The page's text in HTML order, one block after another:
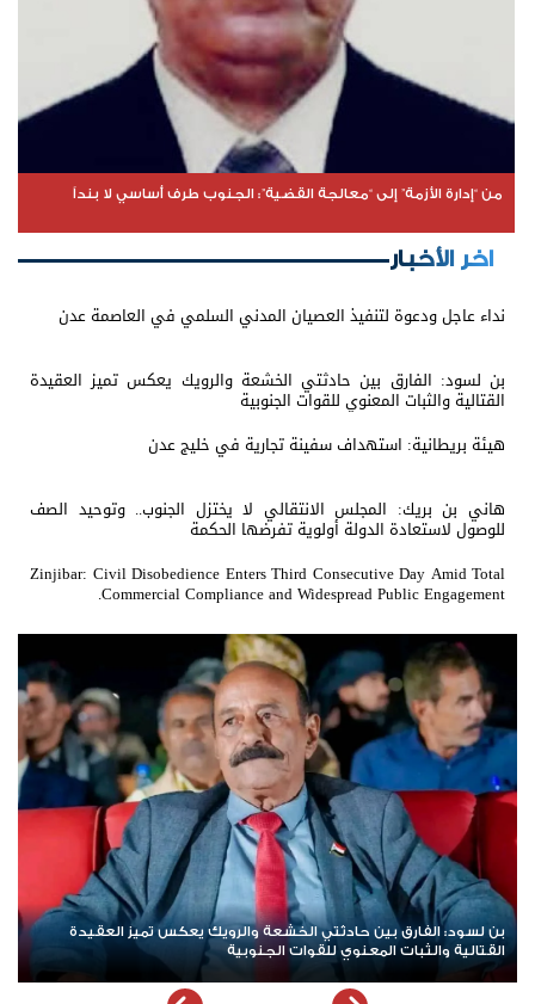
من “إدارة الأزمة” إلى “معالجة القضية”: الجنوب طرف أساسي لا بنداً
اخر الأخبار
نداء عاجل ودعوة لتنفيذ العصيان المدني السلمي في العاصمة عدن
بن لسود: الفارق بين حادثتي الخشعة والرويك يعكس تميز العقيدة
القتالية والثبات المعنوي للقوات الجنوبية
هيئة بريطانية: استهداف سفينة تجارية في خليج عدن
هاني بن بريك: المجلس الانتقالي لا يختزل الجنوب.. وتوحيد الصف
للوصول لاستعادة الدولة أولوية تفرضها الحكمة
Zinjibar: Civil Disobedience Enters Third Consecutive Day Amid Total
Commercial Compliance and Widespread Public Engagement.
هيئة بريطانية: استهداف سفينة تجارية في خليج عدن